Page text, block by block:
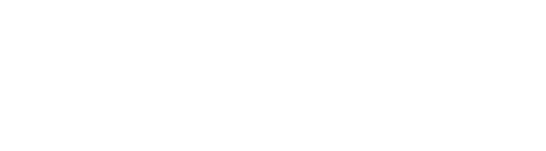
内に発送しています
内に発送しています